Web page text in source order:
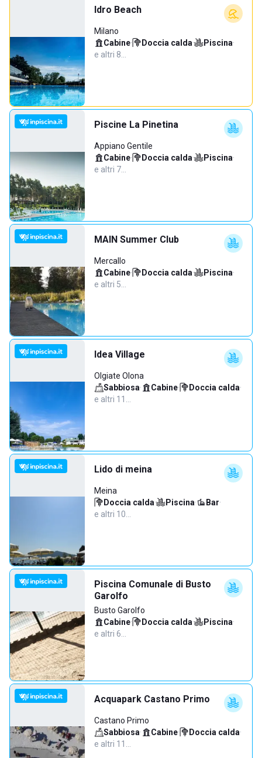
Idro Beach
Milano
Cabine· Doccia calda· Piscina·
e altri 8…
Piscine La Pinetina
Appiano Gentile
Cabine· Doccia calda· Piscina·
e altri 7…
MAIN Summer Club
Mercallo
Cabine· Doccia calda· Piscina·
e altri 5…
Idea Village
Olgiate Olona
Sabbiosa· Cabine· Doccia calda·
e altri 11…
Lido di meina
Meina
Doccia calda· Piscina· Bar·
e altri 10…
Piscina Comunale di Busto
Garolfo
Busto Garolfo
Cabine· Doccia calda· Piscina·
e altri 6…
Acquapark Castano Primo
Castano Primo
Sabbiosa· Cabine· Doccia calda·
e altri 11…